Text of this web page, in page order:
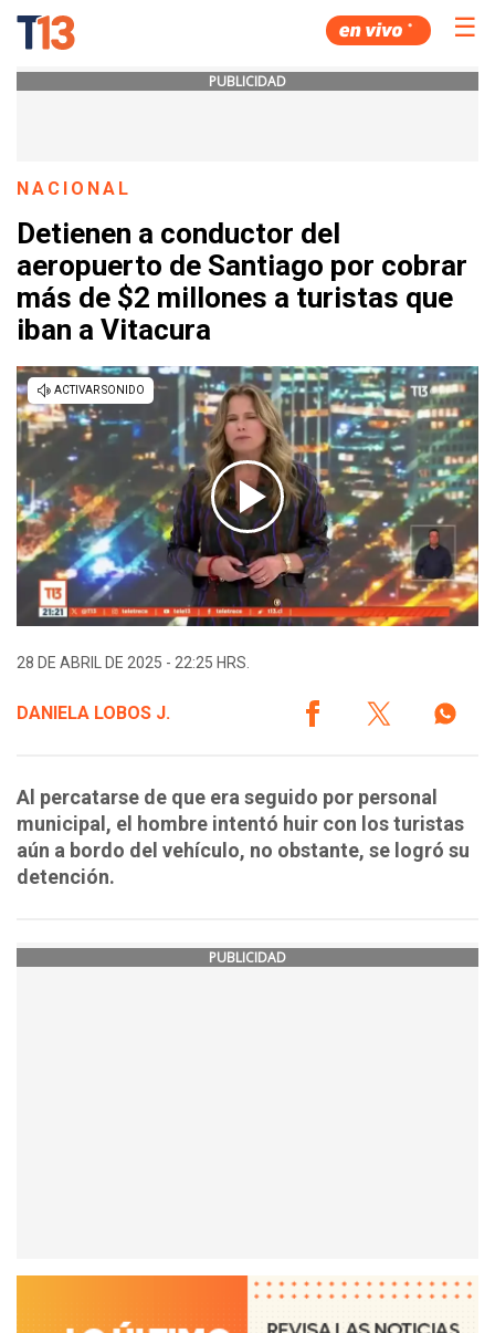
☰
PUBLICIDAD
NACIONAL
Detienen a conductor del
aeropuerto de Santiago por cobrar
más de $2 millones a turistas que
iban a Vitacura
28 DE ABRIL DE 2025 - 22:25 HRS.
DANIELA LOBOS J.
Al percatarse de que era seguido por personal
municipal, el hombre intentó huir con los turistas
aún a bordo del vehículo, no obstante, se logró su
detención.
PUBLICIDAD